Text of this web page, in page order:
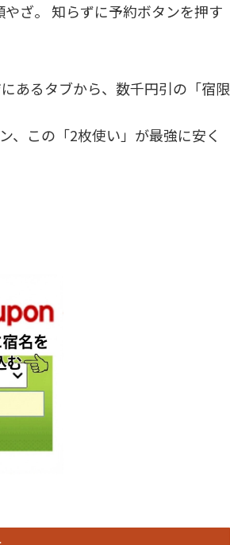
ざ。 知らずに予約ボタンを押す
あるタブから、数千円引の「宿限
、この「2枚使い」が最強に安く